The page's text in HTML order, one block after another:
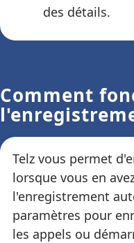
des détails.
Comment
Telz vous permet
lorsque vous en
l'enregistrement
paramètres pour
les appels ou